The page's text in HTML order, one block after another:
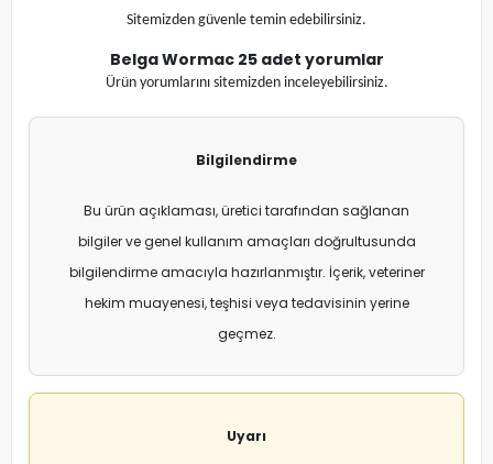
Sitemizden güvenle temin edebilirsiniz.
Belga Wormac 25 adet yorumlar
Ürün yorumlarını sitemizden inceleyebilirsiniz.
Bilgilendirme
Bu ürün açıklaması, üretici tarafından sağlanan
bilgiler ve genel kullanım amaçları doğrultusunda
bilgilendirme amacıyla hazırlanmıştır. İçerik, veteriner
hekim muayenesi, teşhisi veya tedavisinin yerine
geçmez.
Uyarı